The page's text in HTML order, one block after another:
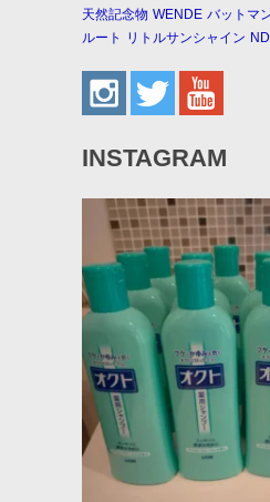
天然記念物 WENDE バットマ
ルート
リトルサンシャイン
INSTAGRAM